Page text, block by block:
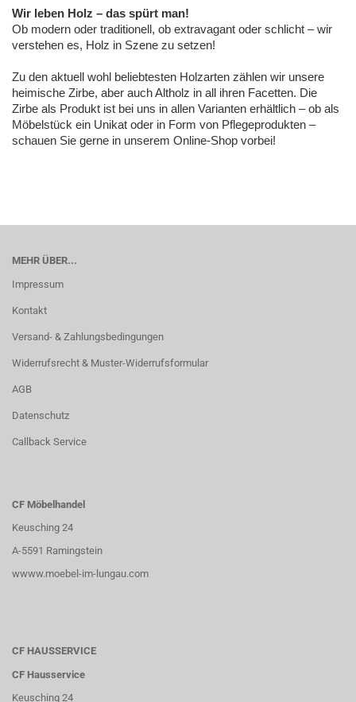
Wir leben Holz – das spürt man!
Ob modern oder traditionell, ob extravagant oder schlicht – wir
verstehen es, Holz in Szene zu setzen!
Zu den aktuell wohl beliebtesten Holzarten zählen wir unsere
heimische Zirbe, aber auch Altholz in all ihren Facetten. Die
Zirbe als Produkt ist bei uns in allen Varianten erhältlich – ob als
Möbelstück ein Unikat oder in Form von Pflegeprodukten –
schauen Sie gerne in unserem Online-Shop vorbei!
MEHR ÜBER...
Impressum
Kontakt
Versand- & Zahlungsbedingungen
Widerrufsrecht & Muster-Widerrufsformular
AGB
Datenschutz
Callback Service
CF Möbelhandel
Keusching 24
A-5591 Ramingstein
wwww.moebel-im-lungau.com
CF HAUSSERVICE
CF Hausservice
Keusching 24